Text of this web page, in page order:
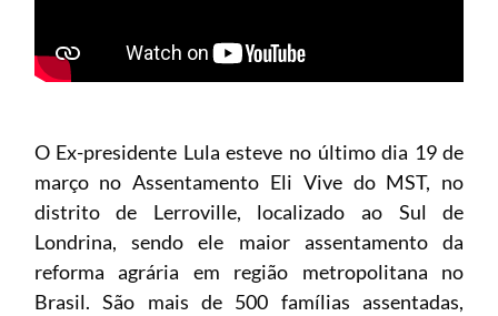
O Ex-presidente Lula esteve no último dia 19 de
março no Assentamento Eli Vive do MST, no
distrito de Lerroville, localizado ao Sul de
Londrina, sendo ele maior assentamento da
reforma agrária em região metropolitana no
Brasil. São mais de 500 famílias assentadas,